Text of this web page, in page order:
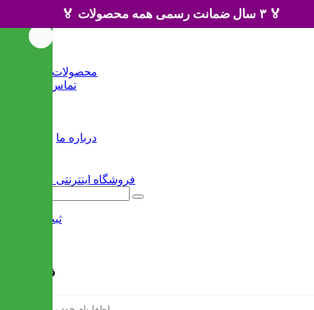
🏅 ۳ سال ضمانت رسمی همه محصولات 🏅
محصولات جدید
تماس با ما
درباره ما
ثبت نام
فرم ثبت نام